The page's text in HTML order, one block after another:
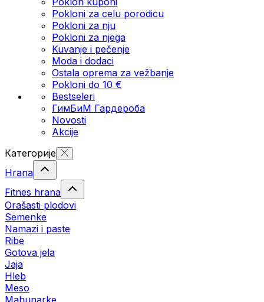
Pokloni za celu porodicu
Pokloni za nju
Pokloni za njega
Kuvanje i pečenje
Moda i dodaci
Ostala oprema za vežbanje
Pokloni do 10 €
Bestseleri
ГимБиМ Гардeробa
Novosti
Akcije
Категорије
Hrana
Fitnes hrana
Orašasti plodovi
Semenke
Namazi i paste
Ribe
Gotova jela
Јаја
Hleb
Meso